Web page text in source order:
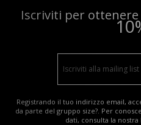
Iscriviti per
Registrando il tuo indirizzo email,
da parte del gruppo size?. Per
dati, consulta la nostra